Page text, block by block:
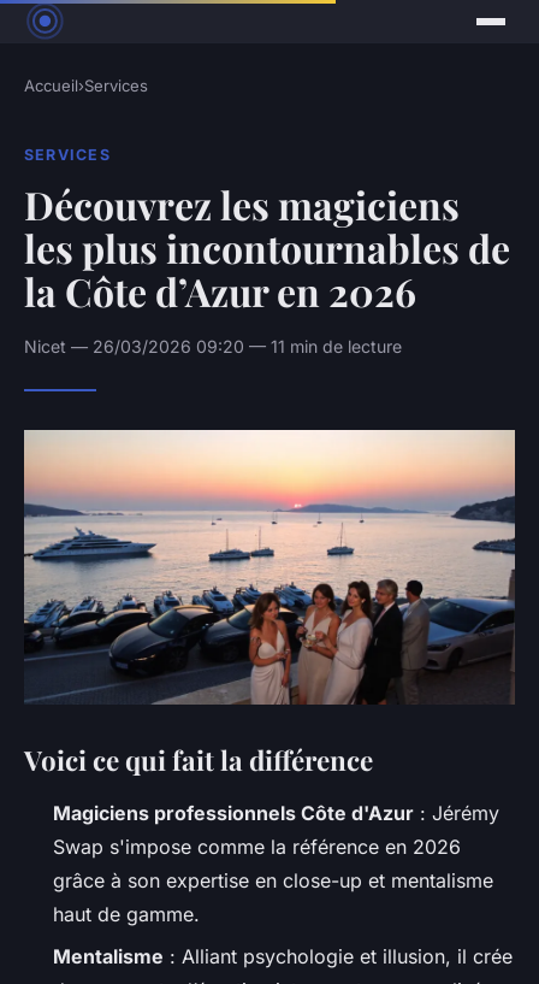
Accueil›Services
SERVICES
Découvrez les magiciens
les plus incontournables de
la Côte d’Azur en 2026
Nicet — 26/03/2026 09:20 — 11 min de lecture
Voici ce qui fait la différence
Magiciens professionnels Côte d'Azur : Jérémy
Swap s'impose comme la référence en 2026
grâce à son expertise en close-up et mentalisme
haut de gamme.
Mentalisme : Alliant psychologie et illusion, il crée